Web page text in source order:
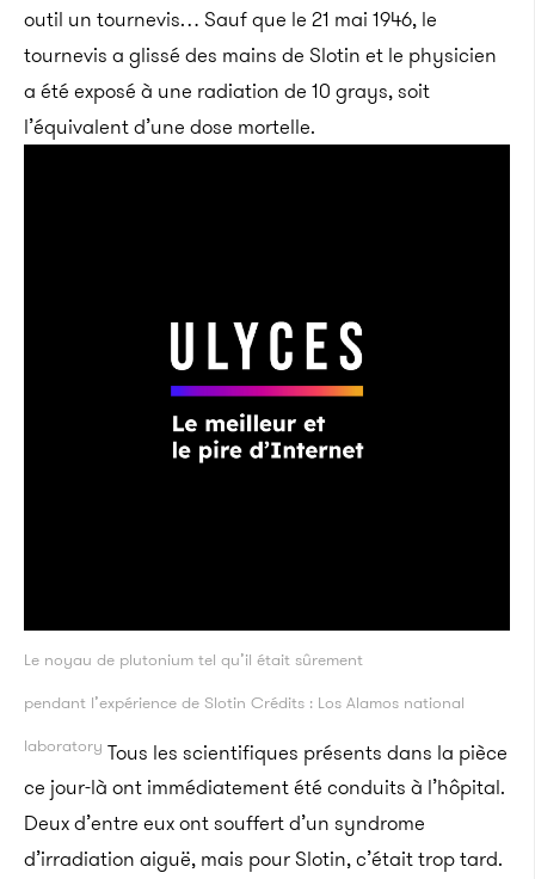
outil un tournevis… Sauf que le 21 mai 1946, le
tournevis a glissé des mains de Slotin et le physicien
a été exposé à une radiation de 10 grays, soit
l’équivalent d’une dose mortelle.
Le noyau de plutonium tel qu’il était sûrement
pendant l’expérience de Slotin Crédits : Los Alamos national
laboratory Tous les scientifiques présents dans la pièce
ce jour-là ont immédiatement été conduits à l’hôpital.
Deux d’entre eux ont souffert d’un syndrome
d’irradiation aiguë, mais pour Slotin, c’était trop tard.